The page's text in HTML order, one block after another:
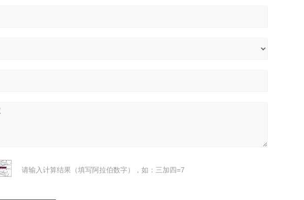
请输入计算结果（填写阿拉伯数字），如：三加四=7